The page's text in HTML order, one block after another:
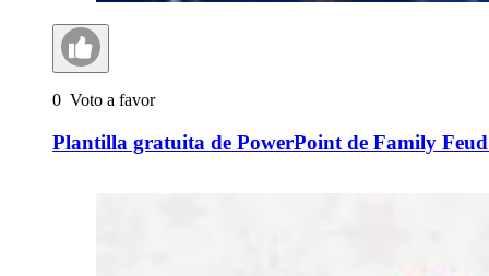
0 Voto a favor
Plantilla gratuita de PowerPoint de Family